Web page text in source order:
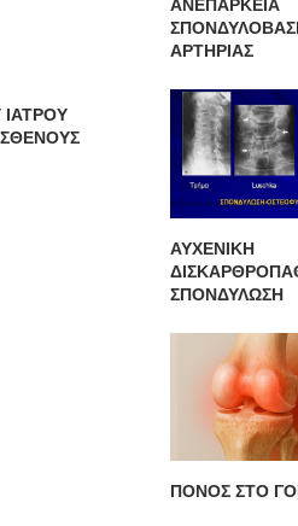
ΧΡΟΥΣΟΥ ΩΣ
ΤΗΣ...
ΑΝΕΠΑΡΚΕΙΑ
ΑΡΤΗΡΙΑΣ
ΑΥΧΕΝΙΚΗ
ΣΠΟΝΔΥΛΩΣΗ
ΠΟΝΟΣ ΣΤΟ